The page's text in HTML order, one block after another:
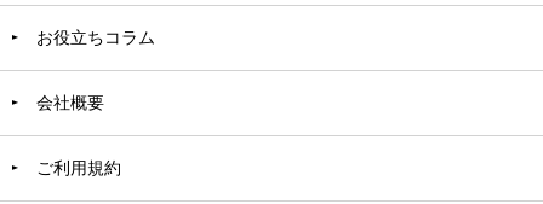
お役立ちコラム
会社概要
ご利用規約